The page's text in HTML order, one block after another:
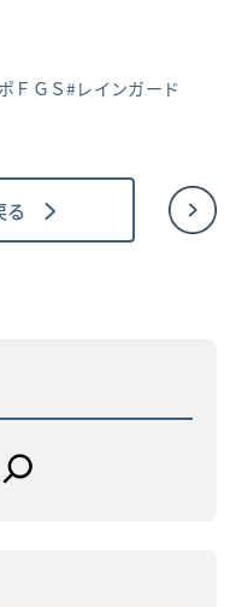
ＦＧＳ レインガード